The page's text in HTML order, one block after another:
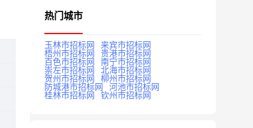
热门城市
玉林市招标网
来宾市招标网
梧州市招标网
贵港市招标网
百色市招标网
南宁市招标网
崇左市招标网
北海市招标网
贺州市招标网
柳州市招标网
防城港市招标网
河池市招标网
桂林市招标网
钦州市招标网